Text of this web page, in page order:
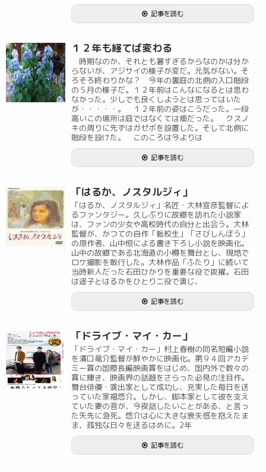
記事を読む
１２年も経てば変わる
時期なのか、それとも暑すぎるからなのかは分か
らないが、アジサイの様子が変だ。元気がない。そ
ろそろ終わりかな？ 今年の裏庭の北側の入口階段
の５月の様子だ。１２年前はこんなになるとは思わ
なかった。少しでも良くしようとは思ってはいた
が・・・・・。 １２年前の姿はこうだった。一段
高いこの場所は庭ではなくては畑だった。 クスノ
キの周りに先ずはガゼボを設置した。そして北側に
階段を設けた。 このころは今よりは
記事を読む
「はるか、ノスタルジィ」
「はるか、ノスタルジィ」名匠・大林宣彦監督によ
るファンタジー。久しぶりに故郷を訪れた小説家
は、ファンの少女や高校時代の自分と出会う。大林
監督が、かつての自作「転校生」「さびしんぼう」
の原作者、山中恒による書き下ろし小説を映画化。
山中の故郷である北海道の小樽を舞台とし、現地で
ロケ撮影を敢行した。大林作品「ふたり」に続いて
当時新人だった石田ひかりを重要な役で抜擢。石田
は遥子とはるかをひとり二役で演じ、
記事を読む
「ドライブ・マイ・カー」
「ドライブ・マイ・カー」村上春樹の同名短編小説
を濱口竜介監督が鮮やかに映画化。第９４回アカデ
ミー賞の国際長編映画賞をはじめ、国内外で数々の
賞に輝き、映画界の話題をさらった必見の注目作。
舞台俳優・演出家として成功し、充実した毎日を送
っていた家福悠介。しかし、脚本家として彼を支え
ていた妻の音が、今夜話したいことがある、と言っ
た矢先に急死。悠介は心に大きな喪失感を抱えたま
ま、孤独な日々を送るはめに。2年
記事を読む